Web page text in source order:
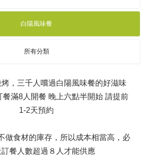
白陽風味餐
所有分類
，三千人嚐過白陽風味餐的好滋味
滿8人開餐 晚上六點半開始 請提前
1-2天預約
做食材的庫存，所以成本相當高，必
餐人數超過８人才能供應